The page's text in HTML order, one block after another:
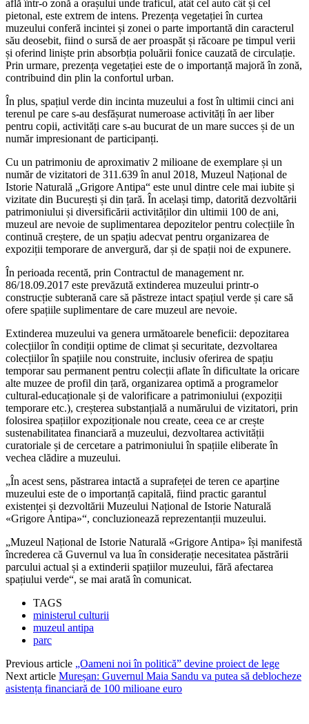
află într-o zonă a orașului unde traficul, atât cel auto cât și cel
pietonal, este extrem de intens. Prezența vegetației în curtea
muzeului conferă incintei și zonei o parte importantă din caracterul
său deosebit, fiind o sursă de aer proaspăt și răcoare pe timpul verii
și oferind liniște prin absorbția poluării fonice cauzată de circulație.
Prin urmare, prezența vegetației este de o importanță majoră în zonă,
contribuind din plin la confortul urban.
În plus, spațiul verde din incinta muzeului a fost în ultimii cinci ani
terenul pe care s-au desfășurat numeroase activități în aer liber
pentru copii, activități care s-au bucurat de un mare succes și de un
număr impresionant de participanți.
Cu un patrimoniu de aproximativ 2 milioane de exemplare și un
număr de vizitatori de 311.639 în anul 2018, Muzeul Național de
Istorie Naturală „Grigore Antipa“ este unul dintre cele mai iubite și
vizitate din București și din țară. În același timp, datorită dezvoltării
patrimoniului și diversificării activităților din ultimii 100 de ani,
muzeul are nevoie de suplimentarea depozitelor pentru colecțiile în
continuă creștere, de un spațiu adecvat pentru organizarea de
expoziții temporare de anvergură, dar și de spații noi de expunere.
În perioada recentă, prin Contractul de management nr.
86/18.09.2017 este prevăzută extinderea muzeului printr-o
construcție subterană care să păstreze intact spațiul verde și care să
ofere spațiile suplimentare de care muzeul are nevoie.
Extinderea muzeului va genera următoarele beneficii: depozitarea
colecțiilor în condiții optime de climat și securitate, dezvoltarea
colecțiilor în spațiile nou construite, inclusiv oferirea de spațiu
temporar sau permanent pentru colecții aflate în dificultate la oricare
alte muzee de profil din țară, organizarea optimă a programelor
cultural-educaționale și de valorificare a patrimoniului (expoziții
temporare etc.), creșterea substanțială a numărului de vizitatori, prin
folosirea spațiilor expoziționale nou create, ceea ce ar crește
sustenabilitatea financiară a muzeului, dezvoltarea activității
curatoriale și de cercetare a patrimoniului în spațiile eliberate în
vechea clădire a muzeului.
„În acest sens, păstrarea intactă a suprafeței de teren ce aparține
muzeului este de o importanță capitală, fiind practic garantul
existenței și dezvoltării Muzeului Național de Istorie Naturală
«Grigore Antipa»“, concluzionează reprezentanții muzeului.
„Muzeul Național de Istorie Naturală «Grigore Antipa» își manifestă
încrederea că Guvernul va lua în considerație necesitatea păstrării
parcului actual și a extinderii spațiilor muzeului, fără afectarea
spațiului verde“, se mai arată în comunicat.
TAGS
ministerul culturii
muzeul antipa
parc
Previous article „Oameni noi în politică” devine proiect de lege
Next article Mureșan: Guvernul Maia Sandu va putea să deblocheze
asistența financiară de 100 milioane euro